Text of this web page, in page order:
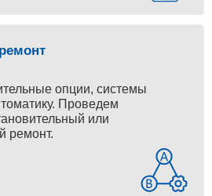
опции, системы
Проведем
или
ремонт.